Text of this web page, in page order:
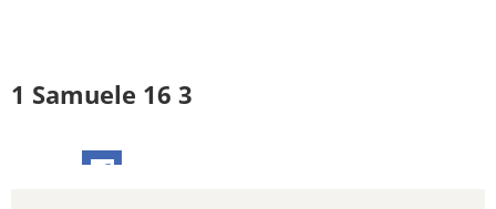
1 Samuele 16 3